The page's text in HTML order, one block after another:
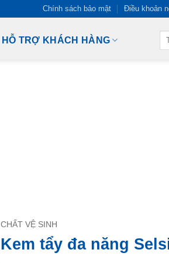
Chính sách bảo mật Điều khoản
HỖ TRỢ KHÁCH HÀNG
CHẤT VỆ SINH
Kem tẩy đa năng